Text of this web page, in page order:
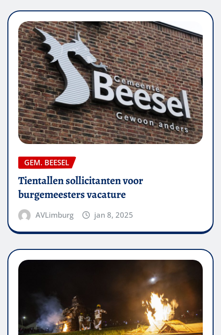
GEM. BEESEL
Tientallen sollicitanten voor
burgemeesters vacature
AVLimburg jan 8, 2025